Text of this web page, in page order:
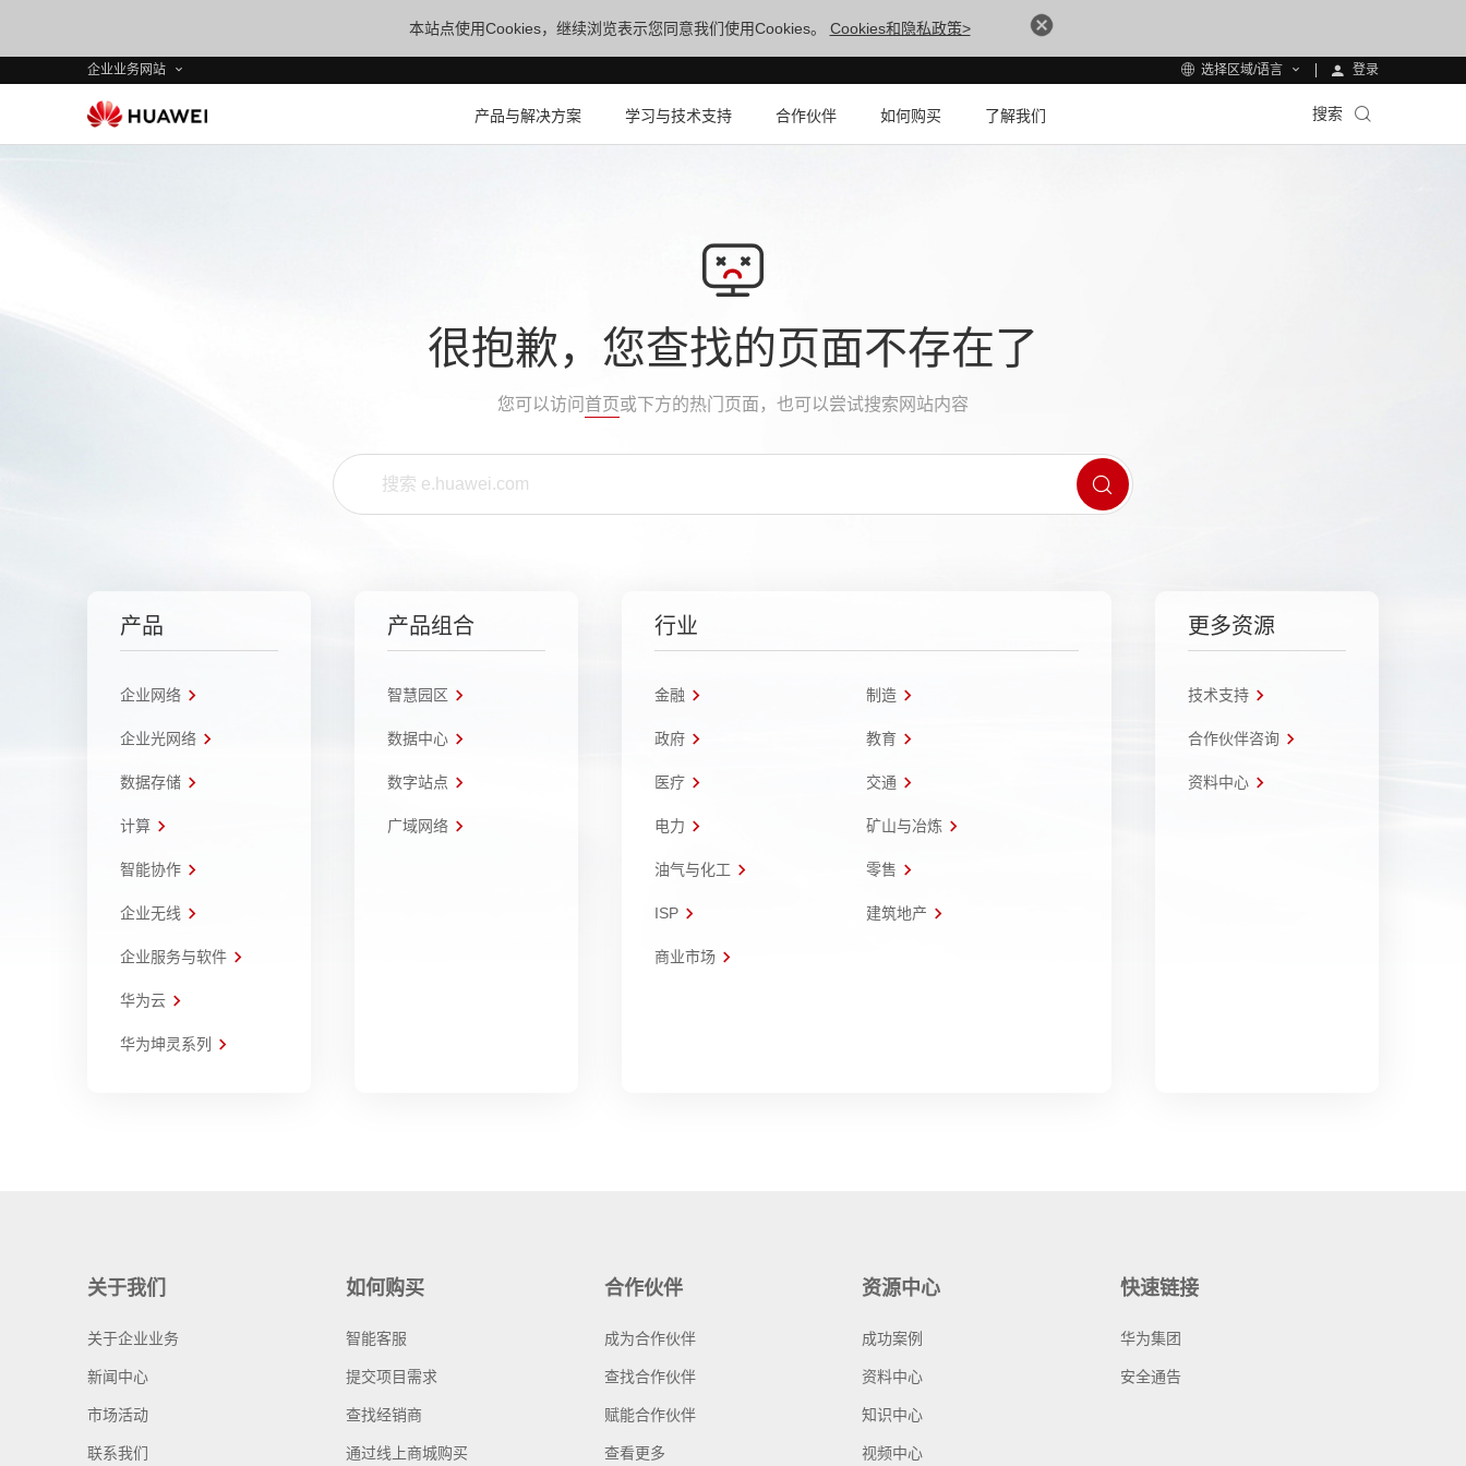
本站点使用Cookies，继续浏览表示您同意我们使用Cookies。 Cookies和隐私政策>
企业业务网站 选择区域/语言 登录
产品与解决方案 学习与技术支持 合作伙伴 如何购买 了解我们 搜索
很抱歉，您查找的页面不存在了
您可以访问 首页或下方的热门页面，也可以尝试搜索网站内容
产品
企业网络
企业光网络
数据存储
计算
智能协作
企业无线
企业服务与软件
华为云
华为坤灵系列
产品组合
智慧园区
数据中心
数字站点
广域网络
行业
金融 制造
政府 教育
医疗 交通
电力 矿山与冶炼
油气与化工 零售
ISP 建筑地产
商业市场
更多资源
技术支持
合作伙伴咨询
资料中心
关于我们
关于企业业务
新闻中心
市场活动
联系我们
如何购买
智能客服
提交项目需求
查找经销商
通过线上商城购买
合作伙伴
成为合作伙伴
查找合作伙伴
赋能合作伙伴
查看更多
资源中心
成功案例
资料中心
知识中心
视频中心
快速链接
华为集团
安全通告